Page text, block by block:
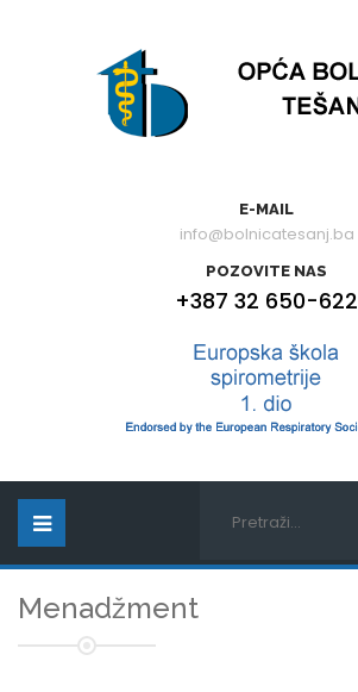
E-MAIL
info@bolnicatesanj.ba
POZOVITE NAS
+387 32 650-622
Menadžment